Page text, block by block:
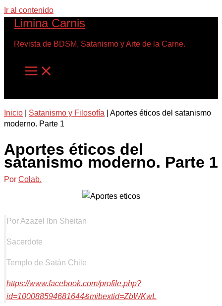
Ir al contenido
Limina Carnis
Revista de BDSM, Satanismo y Arte de la Carne.
Inicio Satanismo y Filosofía
Aportes éticos del satanismo
moderno. Parte 1
Aportes éticos del
satanismo moderno. Parte 1
Por Colab.
Por Azazel Ibn Sheitan
Sacerdote
Templo de Satán Chile
https://www.facebook.com/profile.php?
id=100088594681644&mibextid=ZbWKwL